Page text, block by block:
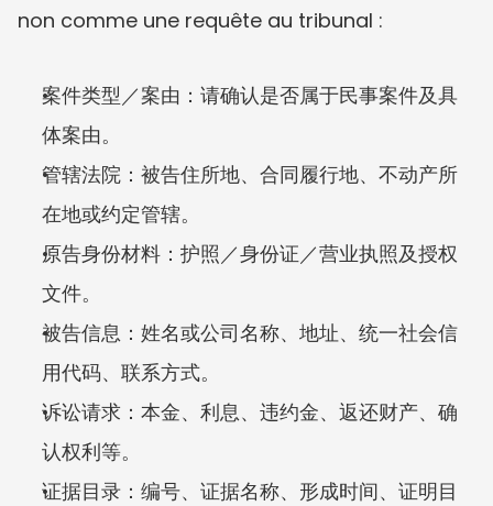
non comme une requête au tribunal :
案件类型／案由：请确认是否属于民事案件及具
体案由。
管辖法院：被告住所地、合同履行地、不动产所
在地或约定管辖。
原告身份材料：护照／身份证／营业执照及授权
文件。
被告信息：姓名或公司名称、地址、统一社会信
用代码、联系方式。
诉讼请求：本金、利息、违约金、返还财产、确
认权利等。
证据目录：编号、证据名称、形成时间、证明目